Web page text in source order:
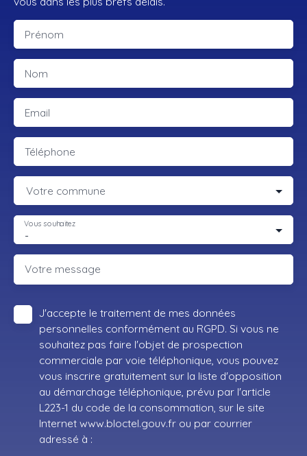
Prénom
Nom
Email
Téléphone
Votre commune
-
Vous souhaitez
Votre message
J'accepte le traitement de mes données
personnelles conformément au RGPD. Si vous ne
souhaitez pas faire l'objet de prospection
commerciale par voie téléphonique, vous pouvez
vous inscrire gratuitement sur la liste d'opposition
au démarchage téléphonique, prévu par l'article
L223-1 du code de la consommation, sur le site
Internet www.bloctel.gouv.fr ou par courrier
adressé à :